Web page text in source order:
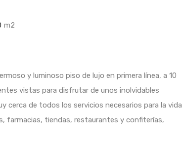
m2
y luminoso piso de lujo en primera línea, a 10
vistas para disfrutar de unos inolvidables
cerca de todos los servicios necesarios para la vida
farmacias, tiendas, restaurantes y confiterías,